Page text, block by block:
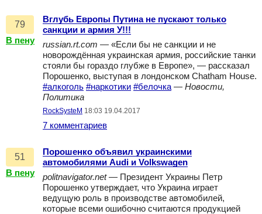
79
В пену
Вглубь Европы Путина не пускают только
санкции и армия У!!!
russian.rt.com — «Если бы не санкции и не
новорождённая украинская армия, российские танки
стояли бы гораздо глубже в Европе», — рассказал
Порошенко, выступая в лондонском Chatham House.
#алкоголь #наркотики #белочка — Новости,
Политика
RockSysteM 18:03 19.04.2017
7 комментариев
51
В пену
Порошенко объявил украинскими
автомобилями Audi и Volkswagen
politnavigator.net— Президент Украины Петр
Порошенко утверждает, что Украина играет
ведущую роль в производстве автомобилей,
которые всеми ошибочно считаются продукцией